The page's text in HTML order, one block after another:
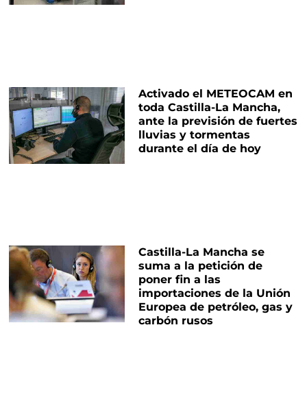
Activado el METEOCAM en
toda Castilla-La Mancha,
ante la previsión de fuertes
lluvias y tormentas
durante el día de hoy
Castilla-La Mancha se
suma a la petición de
poner fin a las
importaciones de la Unión
Europea de petróleo, gas y
carbón rusos